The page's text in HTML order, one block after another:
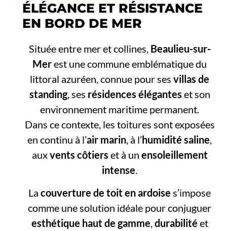
ÉLÉGANCE ET RÉSISTANCE
EN BORD DE MER
Située entre mer et collines, Beaulieu-sur-
Merest une commune emblématique du
littoral azuréen, connue pour sesvillas de
standing, ses résidences élégantes et son
environnement maritime permanent.
Dans ce contexte, les toitures sont exposées
en continu à l’air marin, à l’humidité saline,
auxvents côtiers et à un ensoleillement
intense.
Lacouverture de toit en ardoise s’impose
comme une solution idéale pour conjuguer
esthétique haut de gamme durabilité et